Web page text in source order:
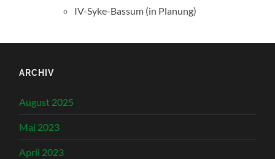
IV-Syke-Bassum (in Planung)
ARCHIV
August 2025
Mai 2023
April 2023